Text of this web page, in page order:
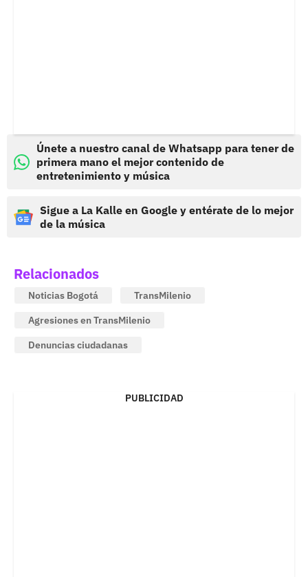
Únete a nuestro canal de Whatsapp para tener de
primera mano el mejor contenido de
entretenimiento y música
Sigue a La Kalle en Google y entérate de lo mejor
de la música
Relacionados
Noticias Bogotá
TransMilenio
Agresiones en TransMilenio
Denuncias ciudadanas
PUBLICIDAD